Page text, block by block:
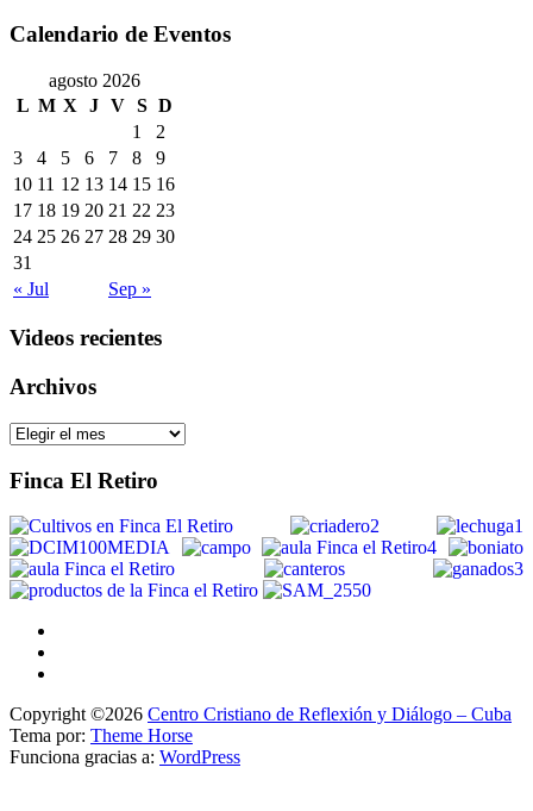
Calendario de Eventos
agosto 2026
L M X J V S D
1
2
3
4 5 6 7 8
9
10 11 12 13 14 15 16
17 18 19 20 21 22 23
24 25 26 27 28 29 30
31
« Jul
Sep »
Videos recientes
Archivos
Archivos
Finca El Retiro
Copyright ©2026 Centro Cristiano de Reflexión y Diálogo – Cuba
Tema por: Theme Horse
Funciona gracias a: WordPress